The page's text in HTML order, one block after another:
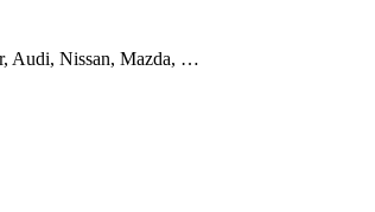
Audi, Nissan, Mazda, …